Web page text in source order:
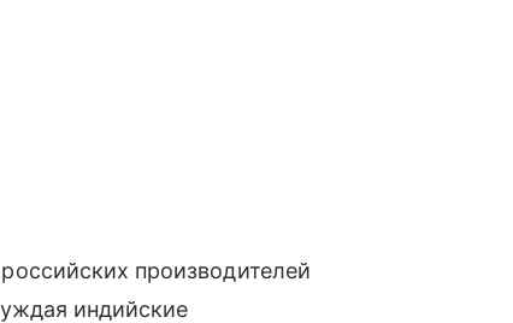
производителей
индийские